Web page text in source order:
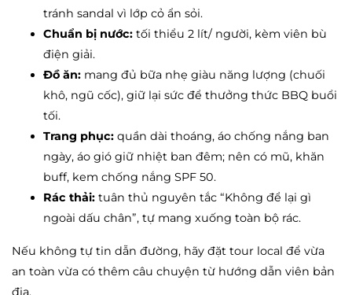
tránh sandal vì lớp cỏ ẩn sỏi.
Chuẩn bị nước: tối thiểu 2 lít/ người, kèm viên bù
điện giải.
Đồ ăn: mang đủ bữa nhẹ giàu năng lượng (chuối
khô, ngũ cốc), giữ lại sức để thưởng thức BBQ buổi
tối.
Trang phục: quần dài thoáng, áo chống nắng ban
ngày, áo gió giữ nhiệt ban đêm; nên có mũ, khăn
buff, kem chống nắng SPF 50.
Rác thải: tuân thủ nguyên tắc “Không để lại gì
ngoài dấu chân”, tự mang xuống toàn bộ rác.
Nếu không tự tin dẫn đường, hãy đặt tour local để vừa
an toàn vừa có thêm câu chuyện từ hướng dẫn viên bản
địa.